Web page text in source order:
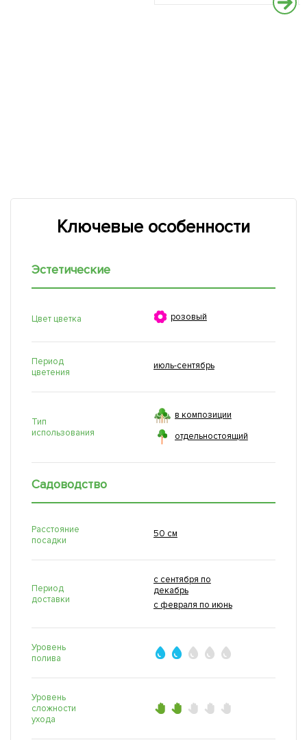
Ключевые особенности
Эстетические
Цвет цветка  розовый
Период
цветения
июль-сентябрь
Тип
использования
в композиции
отдельностоящий
Садоводство
Расстояние
посадки
50 см
Период
доставки
с сентября по
декабрь
с февраля по июнь
Уровень
полива
Уровень
сложности
ухода